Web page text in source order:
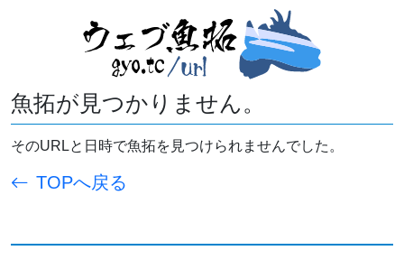
魚拓が見つかりません。
そのURLと日時で魚拓を見つけられませんでした。
TOPへ戻る